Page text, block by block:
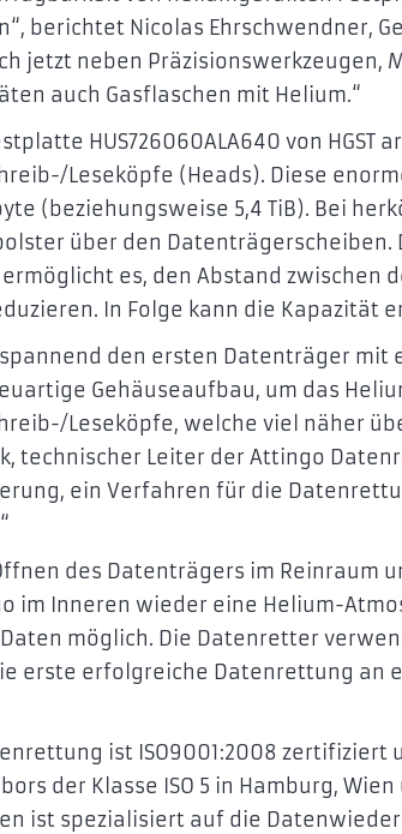
berichtet Nicolas Ehrschwendner,
jetzt neben Präzisionswerkzeugen,
auch Gasflaschen mit Helium.“
HUS726060ALA640 von
Leseköpfe (Heads). Diese
(beziehungsweise 5,4 TiB). Bei
über den
ermöglicht es, den Abstand
In Folge kann die Kapazität
spannend den ersten Datenträger
Gehäuseaufbau, um das
Leseköpfe, welche viel näher
technischer Leiter der Attingo
ein Verfahren für die
des Datenträgers im Reinraum
im Inneren wieder eine Helium-
möglich. Die Datenretter
erste erfolgreiche Datenrettung an
ist ISO9001:2008
der Klasse ISO 5 in Hamburg,
ist spezialisiert auf die